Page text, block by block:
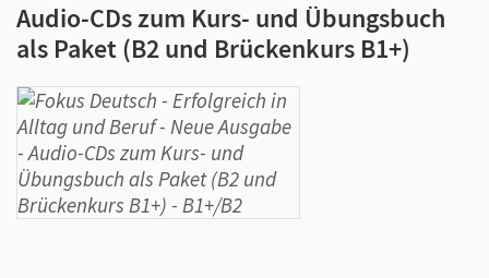
Audio-CDs zum Kurs- und Übungsbuch
als Paket (B2 und Brückenkurs B1+)